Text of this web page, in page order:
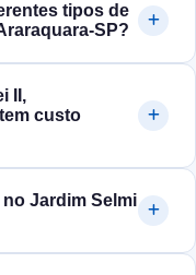
tipos de
II,
custo
Jardim Selmi